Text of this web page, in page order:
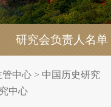
研究会负责人名单
管中心> 中国历史研究
中心